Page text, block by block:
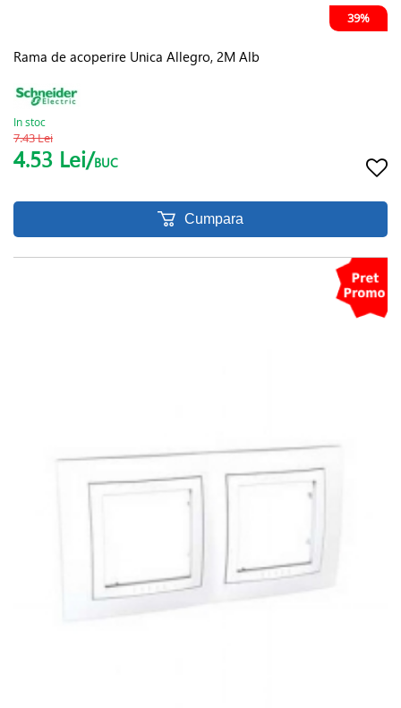
39%
Rama de acoperire Unica Allegro, 2M Alb
In stoc
7.43 Lei
4.53 Lei/BUC
Cumpara